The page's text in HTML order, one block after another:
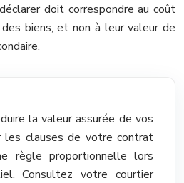
doit correspondre au coût
biens, et non à leur valeur de
la valeur assurée de vos
les clauses de votre contrat
règle proportionnelle lors
Consultez votre courtier